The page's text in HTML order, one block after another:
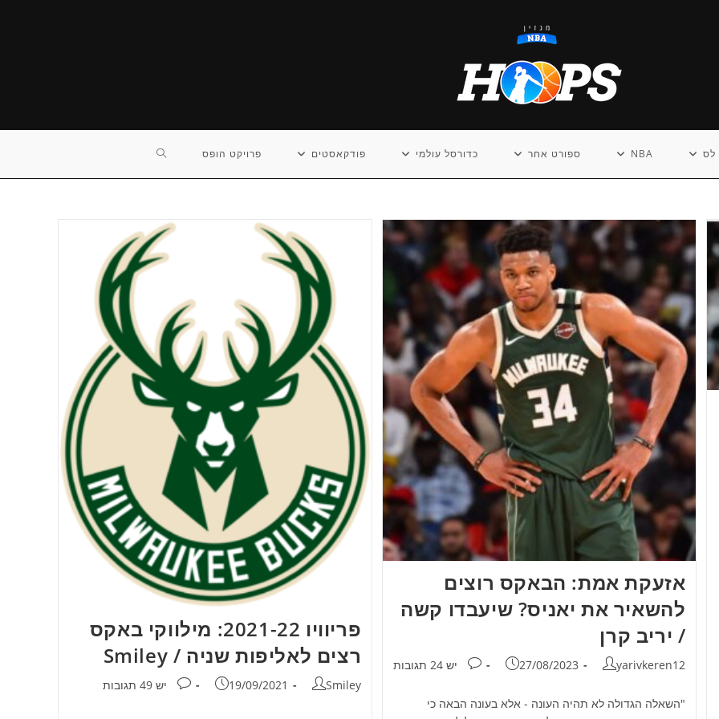
לס NBA ספורט אחר כדורסל עולמי פודקאסטים פרויקט הופס TOGGLE
SEARCH
אזעקת אמת: הבאקס רוצים
להשאיר את יאניס? שיעבדו קשה
/ יריב קרן
מחבר:
yarivkeren12 פורסם:
27/08/2023 תגובות:
יש 24 תגובות
"השאלה הגדולה לא תהיה העונה - אלא בעונה הבאה כי
פריוויו 2021-22: מילווקי באקס
רצים לאליפות שניה / Smiley
מחבר:
Smiley פורסם:
19/09/2021 תגובות:
יש 49 תגובות